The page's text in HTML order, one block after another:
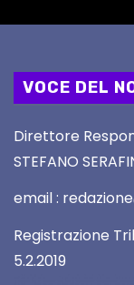
VOCE DEL
Direttore
STEFANO
email :
Registrazione
5.2.2019